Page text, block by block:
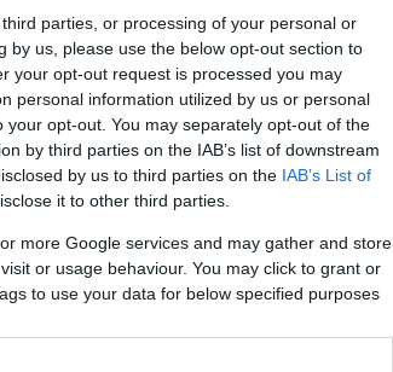
parties, or processing of your personal or
by us, please use the below opt-out section to
your opt-out request is processed you may
personal information utilized by us or personal
opt-out. You may separately opt-out of the
by third parties on the IAB’s list of downstream
by us to third parties on the IAB’s List of
it to other third parties.
more Google services and may gather and store
or usage behaviour. You may click to grant or
to use your data for below specified purposes
te presentamos cinco
de euros.